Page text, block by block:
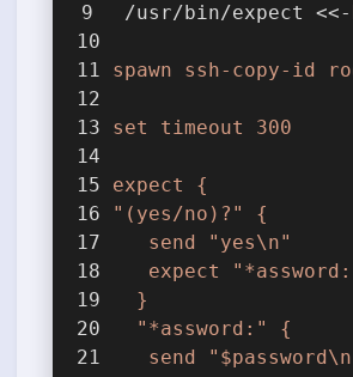
/usr/bin/expect <<-
spawn ssh-copy-id
set timeout 300
expect {
"(yes/no)?" {
   send "yes\n"
expect
  }
  "*assword:" {
send